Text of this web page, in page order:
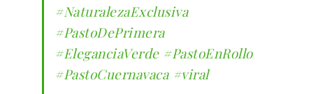
#NaturalezaExclusiva
#PastoDePrimera
#EleganciaVerde #PastoEnRollo
#PastoCuernavaca #viral